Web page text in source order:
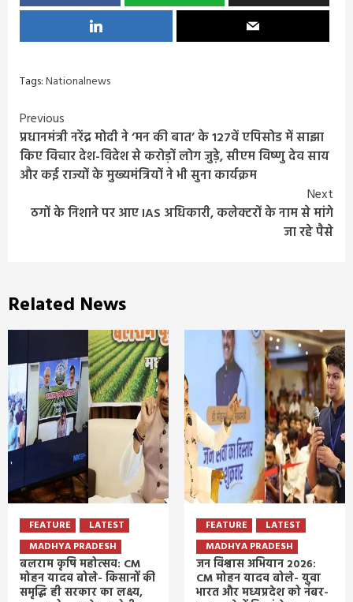
Tags:Nationalnews
Continue
Reading
Previous
प्रधानमंत्री नरेंद्र मोदी ने ‘मन की बात’ के 127वें एपिसोड में साझा
किए विचार देश-विदेश से करोड़ों लोग जुड़े, सीएम विष्णु देव साय
और कई राज्यों के मुख्यमंत्रियों ने भी सुना कार्यक्रम
Next
ठगों के निशाने पर आए IAS अधिकारी, कलेक्टरों के नाम से मांगे
जा रहे पैसे
Related News
FEATURE
LATEST
MADHYA PRADESH
बलराम कृषि महोत्सव: CM
मोहन यादव बोले- किसानों की
समृद्धि ही सरकार का लक्ष्य,
FEATURE
LATEST
MADHYA PRADESH
जन विश्वास अभियान 2026:
CM मोहन यादव बोले- युवा
भारत और मध्यप्रदेश को नंबर-